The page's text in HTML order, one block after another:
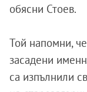
обясни Стоев.
Той напомни,
засадени
са изпълнили